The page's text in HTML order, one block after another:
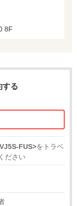
8F
する
FUS>をトラベ
ださい